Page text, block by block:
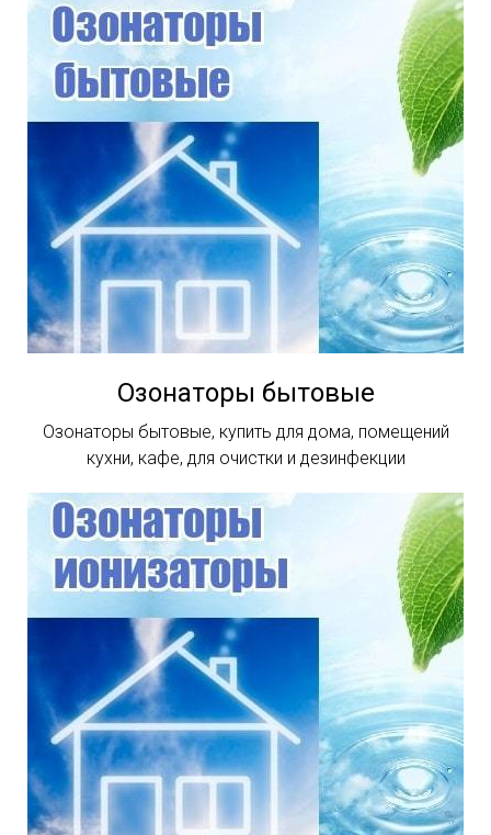
Озонаторы бытовые
Озонаторы бытовые, купить для дома, помещений
кухни, кафе, для очистки и дезинфекции